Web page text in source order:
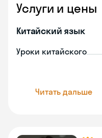
Услуги и цены
Китайский язык
Уроки китайского
Читать дальше